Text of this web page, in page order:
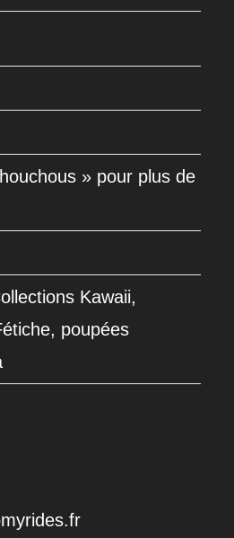
» pour plus de
Kawaii,
poupées
S’ouvre